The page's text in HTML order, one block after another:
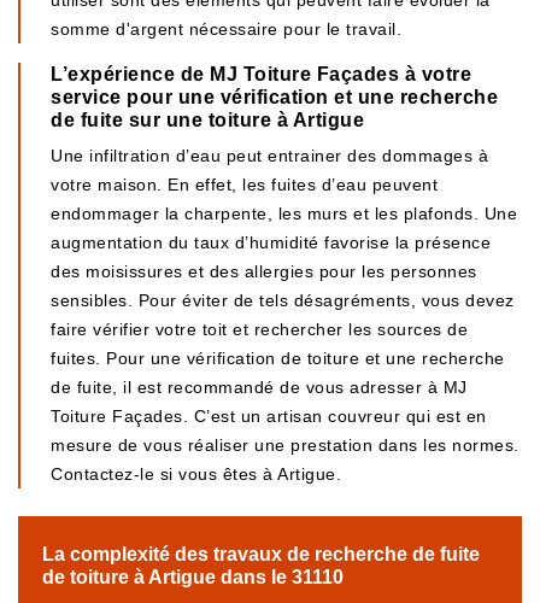
somme d'argent nécessaire pour le travail.
L’expérience de MJ Toiture Façades à votre
service pour une vérification et une recherche
de fuite sur une toiture à Artigue
Une infiltration d’eau peut entrainer des dommages à
votre maison. En effet, les fuites d’eau peuvent
endommager la charpente, les murs et les plafonds. Une
augmentation du taux d’humidité favorise la présence
des moisissures et des allergies pour les personnes
sensibles. Pour éviter de tels désagréments, vous devez
faire vérifier votre toit et rechercher les sources de
fuites. Pour une vérification de toiture et une recherche
de fuite, il est recommandé de vous adresser à MJ
Toiture Façades. C’est un artisan couvreur qui est en
mesure de vous réaliser une prestation dans les normes.
Contactez-le si vous êtes à Artigue.
La complexité des travaux de recherche de fuite
de toiture à Artigue dans le 31110